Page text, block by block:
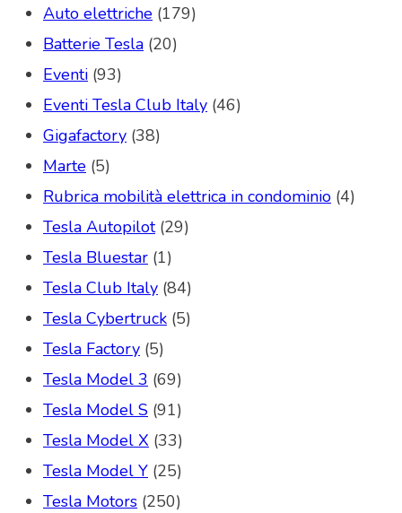
Auto elettriche (179)
Batterie Tesla (20)
Eventi (93)
Eventi Tesla Club Italy (46)
Gigafactory (38)
Marte (5)
Rubrica mobilità elettrica in condominio (4)
Tesla Autopilot(29)
Tesla Bluestar (1)
Tesla Club Italy (84)
Tesla Cybertruck (5)
Tesla Factory (5)
Tesla Model 3 (69)
Tesla Model S (91)
Tesla Model X (33)
Tesla Model Y (25)
Tesla Motors (250)